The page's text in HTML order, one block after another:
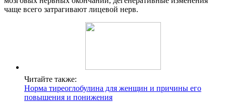
чаще всего затрагивают лицевой нерв.
Читайте также:
Норма тиреоглобулина для женщин и причины его
повышения и понижения